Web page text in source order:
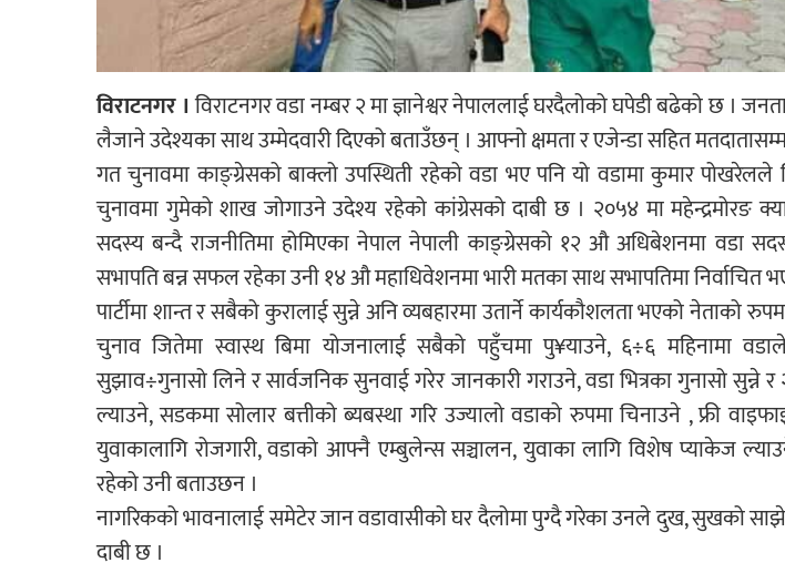
विराटनगर ।विराटनगर वडा नम्बर २ मा ज्ञानेश्वर नेपाललाई घरदैलोको घपेडी बढेको छ ।
लैजाने उदेश्यका साथ उम्मेदवारी दिएको बताउँछन् । आफ्नो क्षमता र एजेन्डा सहित
गत चुनावमा काङ्ग्रेसको बाक्लो उपस्थिती रहेको वडा भए पनि यो वडामा कुमार
चुनावमा गुमेको शाख जोगाउने उदेश्य रहेको कांग्रेसको दाबी छ । २०५४ मा महेन्द्रमोरङ
सदस्य बन्दै राजनीतिमा होमिएका नेपाल नेपाली काङ्ग्रेसको १२ औ अधिबेशनमा वडा
सभापति बन्न सफल रहेका उनी १४ औ महाधिवेशनमा भारी मतका साथ सभापतिमा निर्वाचित
पार्टीमा शान्त र सबैको कुरालाई सुन्ने अनि व्यबहारमा उतार्ने कार्यकौशलता भएको
चुनाव जितेमा स्वास्थ बिमा योजनालाई सबैको पहुँचमा पु¥याउने, ६÷६ महिनामा
सुझाव÷गुनासो लिने र सार्वजनिक सुनवाई गरेर जानकारी गराउने, वडा भित्रका गुनासो सुन्ने र
ल्याउने, सडकमा सोलार बत्तीको ब्यबस्था गरि उज्यालो वडाको रुपमा चिनाउने , फ्री
युवाकालागि रोजगारी, वडाको आफ्नै एम्बुलेन्स सञ्चालन, युवाका लागि विशेष प्याकेज
रहेको उनी बताउछन ।
नागरिकको भावनालाई समेटेर जान वडावासीको घर दैलोमा पुग्दै गरेका उनले दुख, सुखको
दाबी छ ।